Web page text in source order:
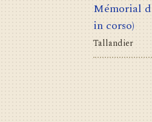
Mémorial
in corso)
Tallandier